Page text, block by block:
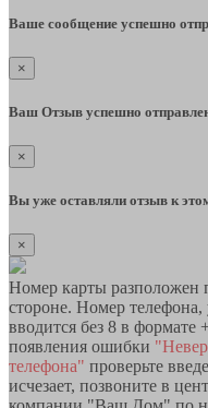
Ваше сообщение успешно
×
Ваш Отзыв успешно
×
Вы уже оставляли отзыв к
×
Номер карты разположен
стороне. Номер
вводится без 8 в формате
появления ошибки
телефона" проверьте
исчезает, позвоните в